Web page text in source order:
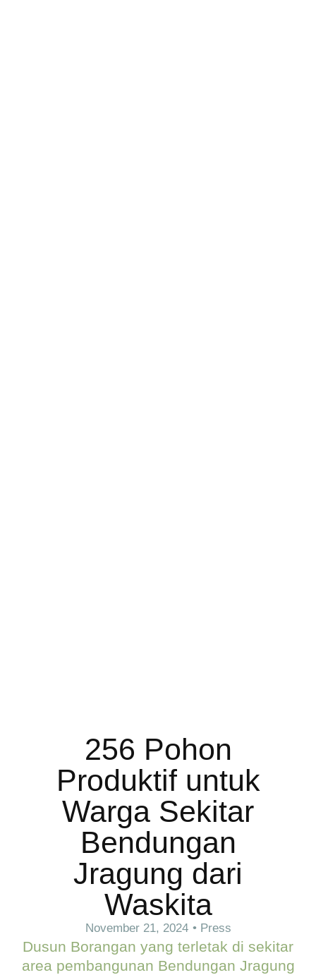
256 Pohon
Produktif untuk
Warga Sekitar
Bendungan
Jragung dari
Waskita
November 21, 2024 • Press
Dusun Borangan yang terletak di sekitar
area pembangunan Bendungan Jragung